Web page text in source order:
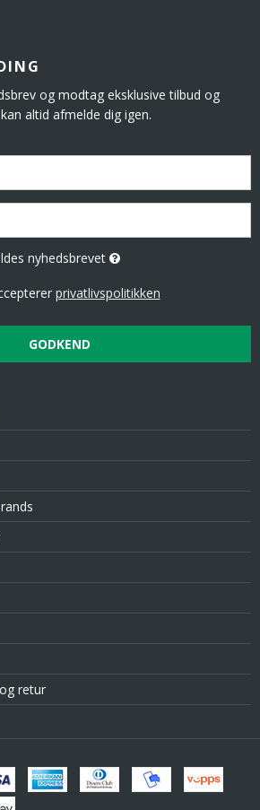
og modtag eksklusive tilbud og
altid afmelde dig igen.
nyhedsbrevet
privatlivspolitikken
GODKEND
retur